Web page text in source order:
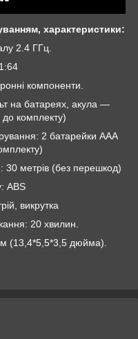
характеристики:
2.4 ГГц.
компоненти.
на батареях, акула —
комплекту)
2 батарейки AAA
30 метрів (без перешкод)
ABS
викрутка
20 хвилин.
(13,4*5,5*3,5 дюйма).